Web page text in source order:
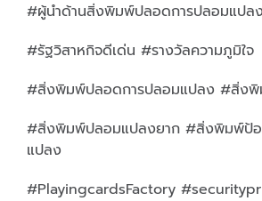
#ผู้นำด้านสิ่งพิมพ์ปลอดการปลอมแปล
#รัฐวิสาหกิจดีเด่น #รางวัลความภูมิใจ
#สิ่งพิมพ์ปลอดการปลอมแปลง #สิ่งพิ
#สิ่งพิมพ์ปลอมแปลงยาก #สิ่งพิมพ์ป้อ
แปลง
#PlayingcardsFactory